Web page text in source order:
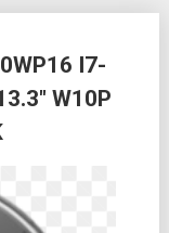
I7-
W10P